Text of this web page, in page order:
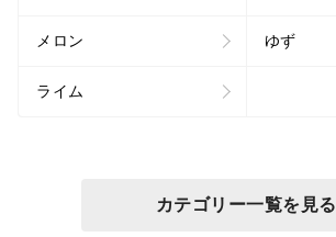
メロン ゆず
ライム
カテゴリー一覧を見る